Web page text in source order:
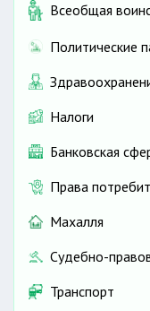
Всеобщая
Политические
Налоги
Банковская
Права
Махалля
Судебно-
Транспорт